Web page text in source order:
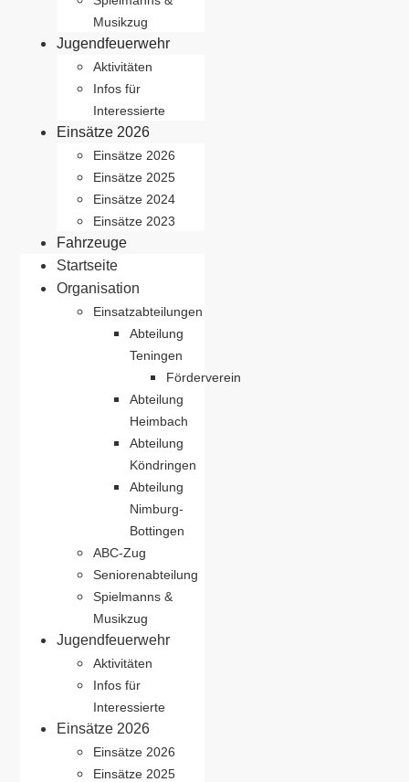
Musikzug
Jugendfeuerwehr
Aktivitäten
Infos für
Interessierte
Einsätze 2026
Einsätze 2026
Einsätze 2025
Einsätze 2024
Einsätze 2023
Fahrzeuge
Startseite
Organisation
Einsatzabteilungen
Abteilung
Teningen
Förderverein
Abteilung
Heimbach
Abteilung
Köndringen
Abteilung
Nimburg-
Bottingen
ABC-Zug
Seniorenabteilung
Spielmanns &
Musikzug
Jugendfeuerwehr
Aktivitäten
Infos für
Interessierte
Einsätze 2026
Einsätze 2026
Einsätze 2025